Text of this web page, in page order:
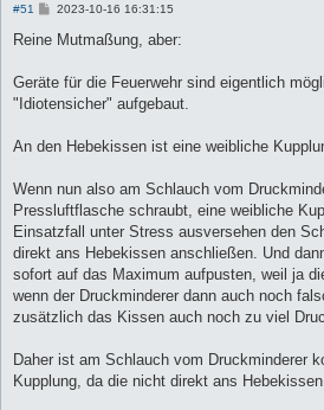
#51
B
i
a
2023-10-16 16:31:15
Reine Mutmaßung, aber:
Geräte für die Feuerwehr sind eigentlich
"Idiotensicher" aufgebaut.
An den Hebekissen ist eine weibliche
Wenn nun also am Schlauch vom
Pressluftflasche schraubt, eine weibliche
Einsatzfall unter Stress ausversehen den
direkt ans Hebekissen anschließen. Und
sofort auf das Maximum aufpusten, weil ja
wenn der Druckminderer dann auch noch
zusätzlich das Kissen auch noch zu viel
Daher ist am Schlauch vom Druckminderer
Kupplung, da die nicht direkt ans